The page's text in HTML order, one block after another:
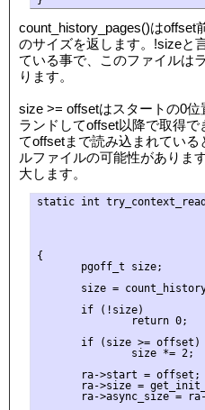
count_history_pages()はoffset
のサイズを返します。!sizeと
ている事で、このファイルは
ります。
size >= offsetはスタートの0
ランドしてoffset以降で取得
てoffsetまで読み込まれてい
ルファイルの可能性がありま
大します。
static int
{
       pgoff_t size;
size =
       if (!size)
               return 0;
       if (size >= offset)
               size *= 2;
       ra->start = offset;
ra->size =
ra->async_size =